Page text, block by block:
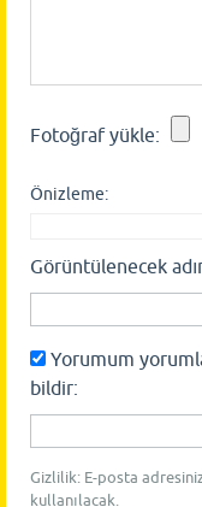
Fotoğraf yükle:
Önizleme:
Görüntülenecek
Yorumum
bildir:
Gizlilik: E-posta
kullanılacak.